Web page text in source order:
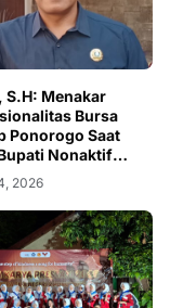
S.H: Menakar
Bursa
Ponorogo Saat
Nonaktif
2026